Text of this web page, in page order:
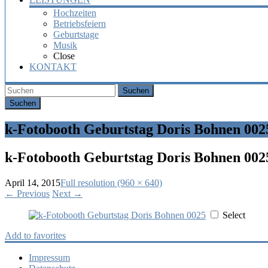
Hochzeiten
Betriebsfeiern
Geburtstage
Musik
Close
KONTAKT
Suchen
k-Fotobooth Geburtstag Doris Bohnen
k-Fotobooth Geburtstag Doris Bohnen
April 14, 2015Full resolution (960 × 640)
← Previous Next →
Select
Add to favorites
Impressum